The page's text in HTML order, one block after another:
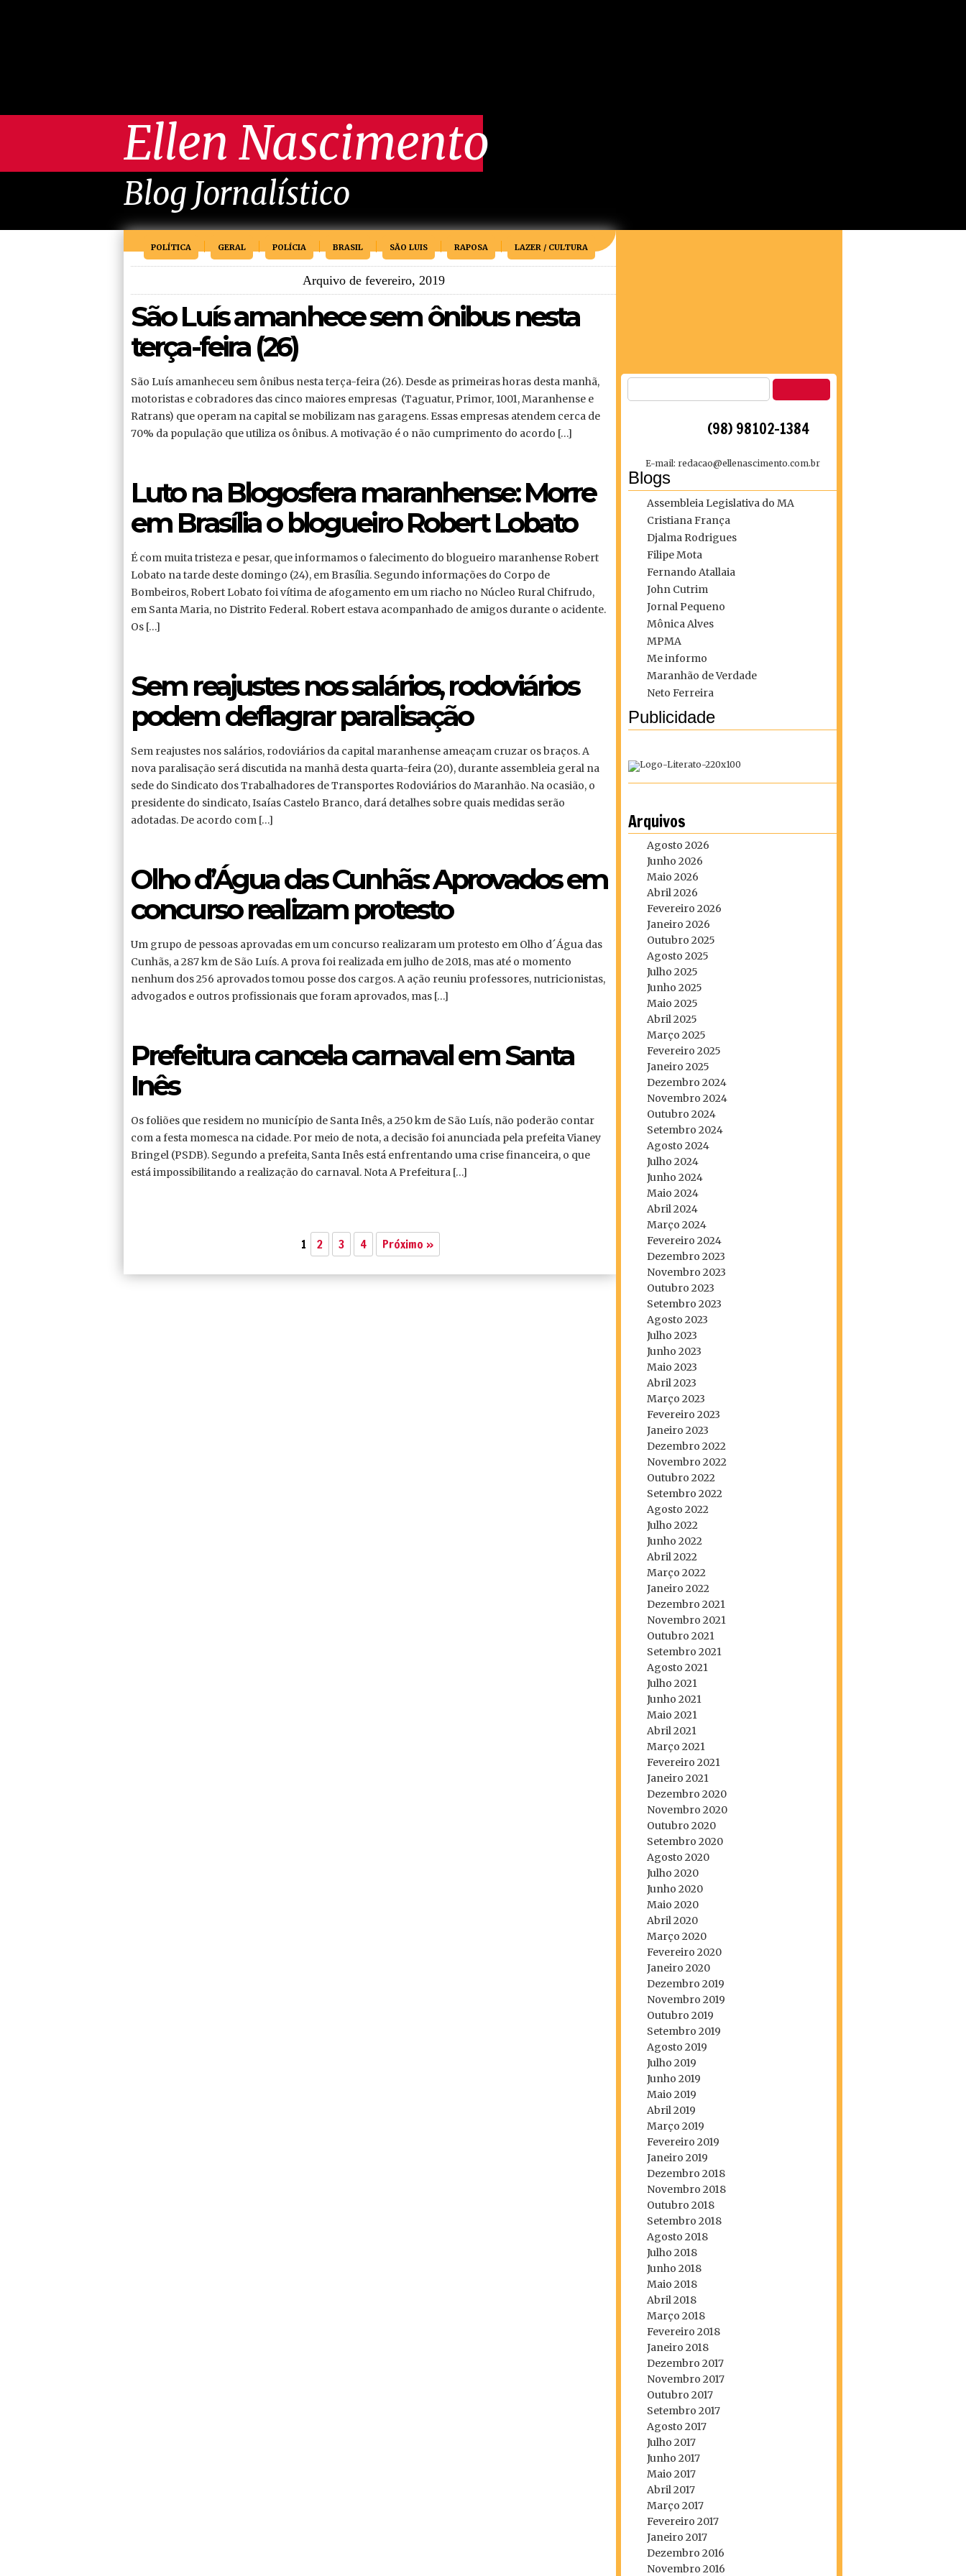
Ellen Nascimento
Blog Jornalístico
(98) 98102-1384
E-mail: redacao@ellenascimento.com.br
Blogs
Assembleia Legislativa do MA
Cristiana França
Djalma Rodrigues
Filipe Mota
Fernando Atallaia
John Cutrim
Jornal Pequeno
Mônica Alves
MPMA
Me informo
Maranhão de Verdade
Neto Ferreira
Publicidade
Arquivos
Agosto 2026
Junho 2026
Maio 2026
Abril 2026
Fevereiro 2026
Janeiro 2026
Outubro 2025
Agosto 2025
Julho 2025
Junho 2025
Maio 2025
Abril 2025
Março 2025
Fevereiro 2025
Janeiro 2025
Dezembro 2024
Novembro 2024
Outubro 2024
Setembro 2024
Agosto 2024
Julho 2024
Junho 2024
Maio 2024
Abril 2024
Março 2024
Fevereiro 2024
Dezembro 2023
Novembro 2023
Outubro 2023
Setembro 2023
Agosto 2023
Julho 2023
Junho 2023
Maio 2023
Abril 2023
Março 2023
Fevereiro 2023
Janeiro 2023
Dezembro 2022
Novembro 2022
Outubro 2022
Setembro 2022
Agosto 2022
Julho 2022
Junho 2022
Abril 2022
Março 2022
Janeiro 2022
Dezembro 2021
Novembro 2021
Outubro 2021
Setembro 2021
Agosto 2021
Julho 2021
Junho 2021
Maio 2021
Abril 2021
Março 2021
Fevereiro 2021
Janeiro 2021
Dezembro 2020
Novembro 2020
Outubro 2020
Setembro 2020
Agosto 2020
Julho 2020
Junho 2020
Maio 2020
Abril 2020
Março 2020
Fevereiro 2020
Janeiro 2020
Dezembro 2019
Novembro 2019
Outubro 2019
Setembro 2019
Agosto 2019
Julho 2019
Junho 2019
Maio 2019
Abril 2019
Março 2019
Fevereiro 2019
Janeiro 2019
Dezembro 2018
Novembro 2018
Outubro 2018
Setembro 2018
Agosto 2018
Julho 2018
Junho 2018
Maio 2018
Abril 2018
Março 2018
Fevereiro 2018
Janeiro 2018
Dezembro 2017
Novembro 2017
Outubro 2017
Setembro 2017
Agosto 2017
Julho 2017
Junho 2017
Maio 2017
Abril 2017
Março 2017
Fevereiro 2017
Janeiro 2017
Dezembro 2016
Novembro 2016
POLÍTICA GERAL POLÍCIA BRASIL SÃO LUIS RAPOSA LAZER / CULTURA
Arquivo de fevereiro, 2019
São Luís amanhece sem ônibus nesta
terça-feira (26)
São Luís amanheceu sem ônibus nesta terça-feira (26). Desde as primeiras horas desta manhã,
motoristas e cobradores das cinco maiores empresas (Taguatur, Primor, 1001, Maranhense e
Ratrans) que operam na capital se mobilizam nas garagens. Essas empresas atendem cerca de
70% da população que utiliza os ônibus. A motivação é o não cumprimento do acordo […]
Luto na Blogosfera maranhense: Morre
em Brasília o blogueiro Robert Lobato
É com muita tristeza e pesar, que informamos o falecimento do blogueiro maranhense Robert
Lobato na tarde deste domingo (24), em Brasília. Segundo informações do Corpo de
Bombeiros, Robert Lobato foi vítima de afogamento em um riacho no Núcleo Rural Chifrudo,
em Santa Maria, no Distrito Federal. Robert estava acompanhado de amigos durante o acidente.
Os […]
Sem reajustes nos salários, rodoviários
podem deflagrar paralisação
Sem reajustes nos salários, rodoviários da capital maranhense ameaçam cruzar os braços. A
nova paralisação será discutida na manhã desta quarta-feira (20), durante assembleia geral na
sede do Sindicato dos Trabalhadores de Transportes Rodoviários do Maranhão. Na ocasião, o
presidente do sindicato, Isaías Castelo Branco, dará detalhes sobre quais medidas serão
adotadas. De acordo com […]
Olho d’Água das Cunhãs: Aprovados em
concurso realizam protesto
Um grupo de pessoas aprovadas em um concurso realizaram um protesto em Olho d´Água das
Cunhãs, a 287 km de São Luís. A prova foi realizada em julho de 2018, mas até o momento
nenhum dos 256 aprovados tomou posse dos cargos. A ação reuniu professores, nutricionistas,
advogados e outros profissionais que foram aprovados, mas […]
Prefeitura cancela carnaval em Santa
Inês
Os foliões que residem no município de Santa Inês, a 250 km de São Luís, não poderão contar
com a festa momesca na cidade. Por meio de nota, a decisão foi anunciada pela prefeita Vianey
Bringel (PSDB). Segundo a prefeita, Santa Inês está enfrentando uma crise financeira, o que
está impossibilitando a realização do carnaval. Nota A Prefeitura […]
1 2 3 4 Próximo »